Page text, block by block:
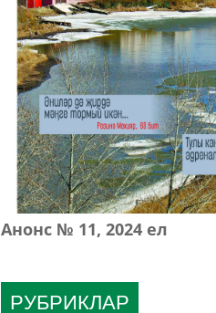
РУБРИКЛАР
Анонс № 11, 2024 ел